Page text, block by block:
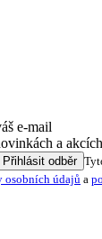
e-mail
a
Přihlásit odběr
osobních údajů a